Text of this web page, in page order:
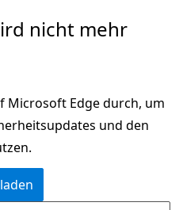
nicht mehr
Microsoft Edge durch, um
und den